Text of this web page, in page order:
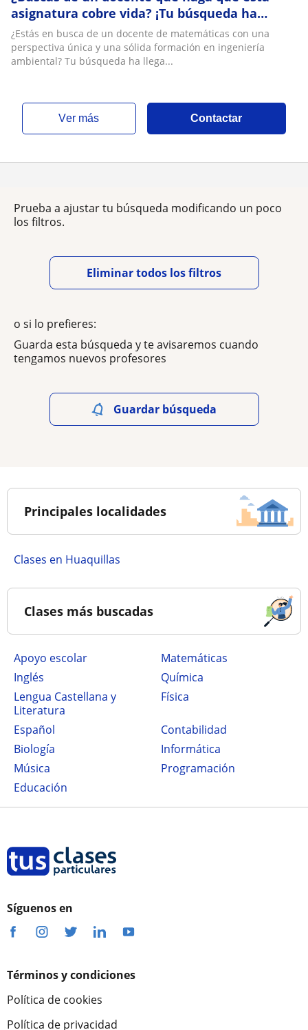
asignatura cobre vida? ¡Tu búsqueda ha
terminado!
¿Estás en busca de un docente de matemáticas con una
perspectiva única y una sólida formación en ingeniería
ambiental? Tu búsqueda ha llega...
ver más Contactar
Prueba a ajustar tu búsqueda modificando un poco
los filtros.
Eliminar todos los filtros
o si lo prefieres:
Guarda esta búsqueda y te avisaremos cuando
tengamos nuevos profesores
Guardar búsqueda
Principales localidades
Clases en Huaquillas
Clases más buscadas
Apoyo escolar
Matemáticas
Inglés
Química
Lengua Castellana y
Literatura
Física
Español
Contabilidad
Biología
Informática
Música
Programación
Educación
Síguenos en
Términos y condiciones
Política de cookies
Política de privacidad